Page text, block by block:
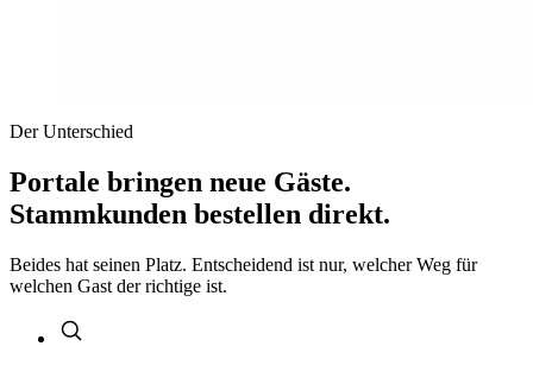
Der Unterschied
Portale bringen neue Gäste.
Stammkunden bestellen direkt.
Beides hat seinen Platz. Entscheidend ist nur, welcher Weg für
welchen Gast der richtige ist.